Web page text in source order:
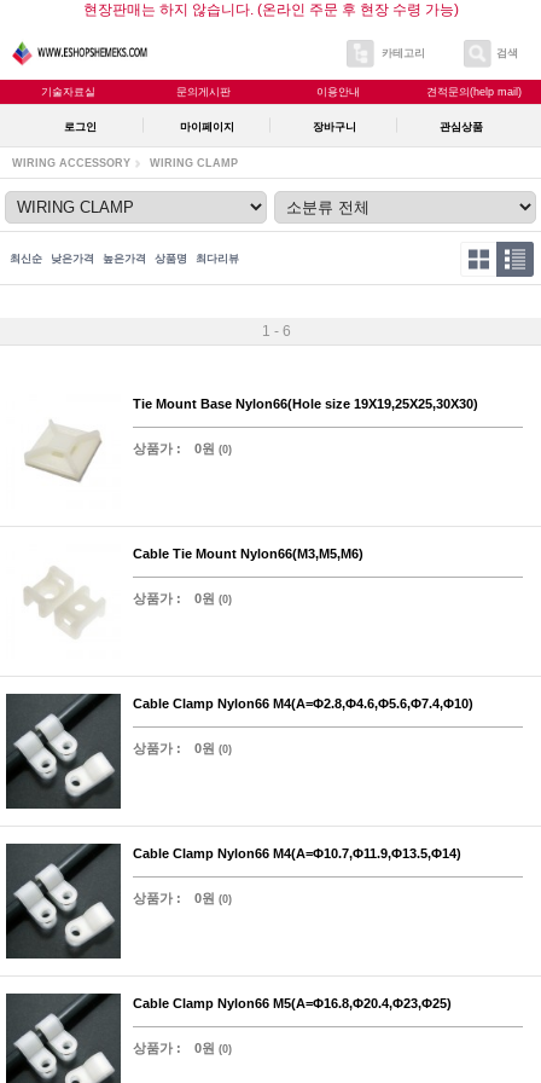
현장판매는 하지 않습니다. (온라인 주문 후 현장 수령 가능)
카테고리 검색
기술자료실 문의게시판 이용안내 견적문의(help mail)
로그인 마이페이지 장바구니 관심상품
WIRING ACCESSORY WIRING CLAMP
최신순 낮은가격 높은가격 상품명 최다리뷰
1 - 6
Tie Mount Base Nylon66(Hole size 19X19,25X25,30X30)
상품가 : 0원 (0)
Cable Tie Mount Nylon66(M3,M5,M6)
상품가 : 0원 (0)
Cable Clamp Nylon66 M4(A=Φ2.8,Φ4.6,Φ5.6,Φ7.4,Φ10)
상품가 : 0원 (0)
Cable Clamp Nylon66 M4(A=Φ10.7,Φ11.9,Φ13.5,Φ14)
상품가 : 0원 (0)
Cable Clamp Nylon66 M5(A=Φ16.8,Φ20.4,Φ23,Φ25)
상품가 : 0원 (0)